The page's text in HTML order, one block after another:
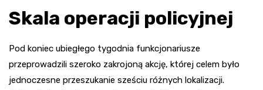
Skala operacji policyjnej
Pod koniec ubiegłego tygodnia funkcjonariusze
przeprowadzili szeroko zakrojoną akcję, której celem było
jednoczesne przeszukanie sześciu różnych lokalizacji.